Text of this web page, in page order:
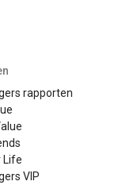
rapporten
Life
VIP